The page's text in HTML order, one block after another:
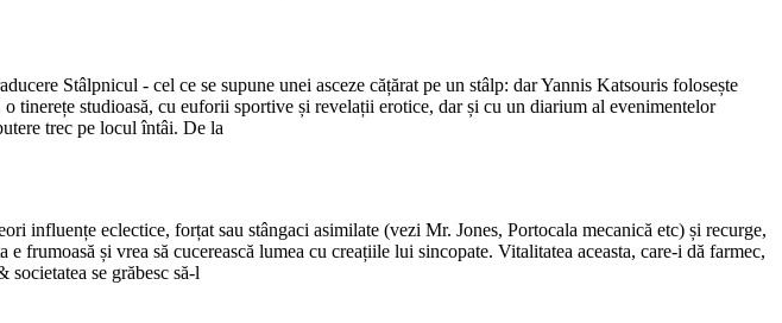
Stâlpnicul - cel ce se supune unei asceze cățărat pe un stâlp: dar Yannis Katsouris folosește
o tinerețe studioasă, cu euforii sportive și revelații erotice, dar și cu un diarium al evenimentelor
trec pe locul întâi. De la
influențe eclectice, forțat sau stângaci asimilate (vezi Mr. Jones, Portocala mecanică etc) și recurge,
e frumoasă și vrea să cucerească lumea cu creațiile lui sincopate. Vitalitatea aceasta, care-i dă farmec,
se grăbesc să-l